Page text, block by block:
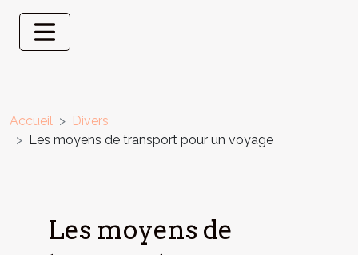
Accueil
Divers
Les moyens de transport pour un voyage
Les moyens de